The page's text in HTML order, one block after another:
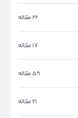
22 مقاله
17 مقاله
59 مقاله
21 مقاله